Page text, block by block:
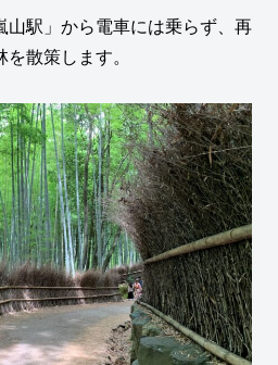
山駅」から電車には乗らず、再
散策します。